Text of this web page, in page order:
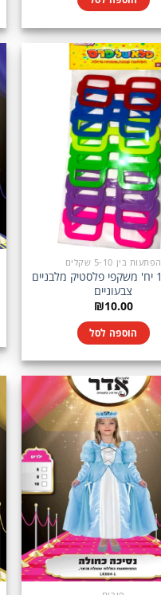
הפתעות בין 5-10 שקלים
מארז 10 יח' משקפי פלסטיק מלבניים
צבעוניים
₪10.00
הוספה לסל